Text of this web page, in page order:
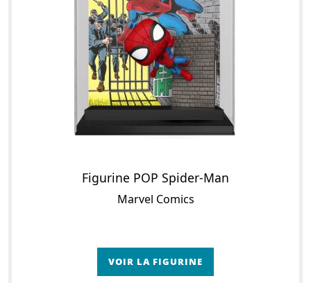
Figurine POP Spider-Man
Marvel Comics
VOIR LA FIGURINE